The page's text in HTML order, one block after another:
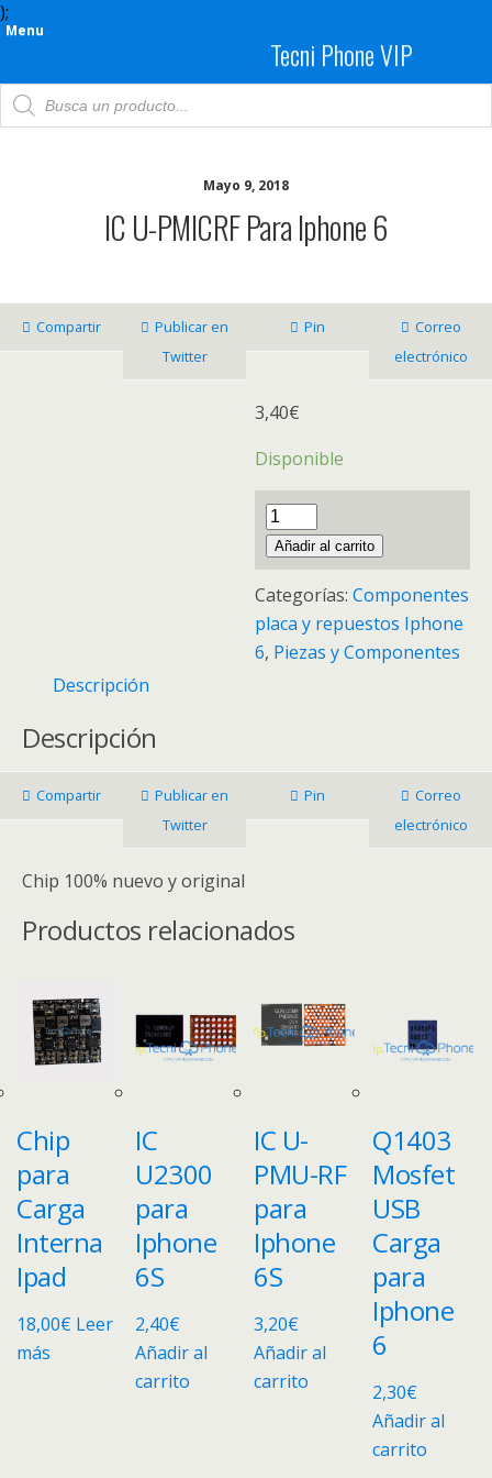
);
Tecni Phone VIP
Products
search
Mayo 9, 2018
IC U-PMICRF Para Iphone 6
Compartir
Publicar en
Twitter
Pin
Correo
electrónico
3,40€
Disponible
C
a
n
t
i
d
Añadir al carrito
Categorías:Componentes
placa y repuestos Iphone
6, Piezas y Componentes
Descripción
Descripción
Compartir
Publicar en
Twitter
Pin
Correo
electrónico
Chip 100% nuevo y original
Productos relacionados
Chip
para
Carga
Interna
Ipad
18,00€ Leer
más
IC
U2300
para
Iphone
6S
2,40€
Añadir al
carrito
IC U-
PMU-RF
para
Iphone
6S
3,20€
Añadir al
carrito
Q1403
Mosfet
USB
Carga
para
Iphone
6
2,30€
Añadir al
carrito
Menu